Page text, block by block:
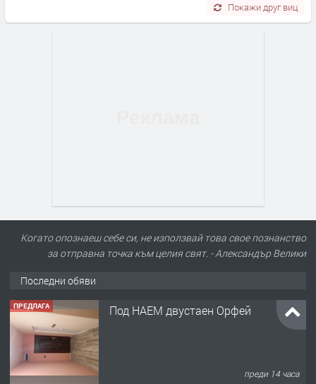
Покажи друг виц
Когато опознаеш себе си, не използвай това свое познанство
за отправна точка към целия свят. - Александър Велики
Последни обяви
ПРЕДЛАГА Под НАЕМ двустаен Орфей
преди 14 часа